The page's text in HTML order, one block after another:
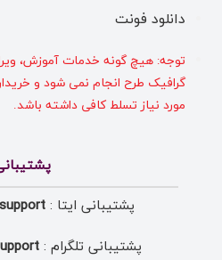
دانلود فونت
توجه: هیچ گونه خدمات آموزش،
گرافیک طرح انجام نمی شود و
مورد نیاز تسلط کافی داشته باشد.
پشتیبانی ایتا :
پشتیبانی تلگرام :